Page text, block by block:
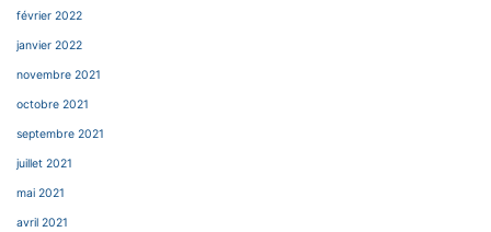
février 2022
janvier 2022
novembre 2021
octobre 2021
septembre 2021
juillet 2021
mai 2021
avril 2021